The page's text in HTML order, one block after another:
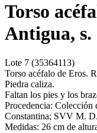
Torso
Antigua,
Lote 7 (35364113)
Torso acéfalo de Eros.
Piedra caliza.
Faltan los pies y los
Procedencia: Colección
Constantina; SVV M.
Medidas: 26 cm de